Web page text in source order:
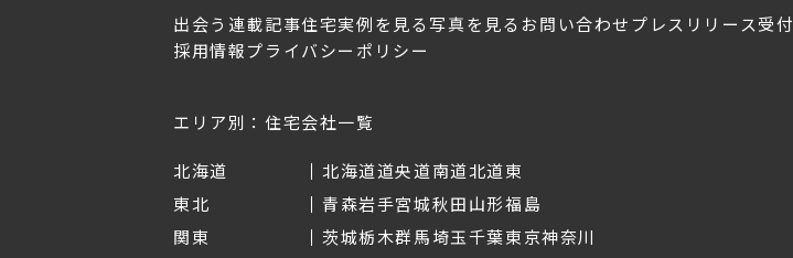
出会う 連載記事住宅実例を見る写真を見る お問い合わせ プレスリリース受付
採用情報プライバシーポリシー
エリア別：住宅会社一覧
北海道 北海道道央道南道北道東
東北
青森岩手宮城秋田山形福島
関東
茨城栃木群馬埼玉千葉東京神奈川
2026年3月11日